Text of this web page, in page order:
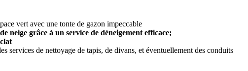
vert avec une tonte de gazon impeccable
neige grâce à un service de déneigement efficace;
services de nettoyage de tapis, de divans, et éventuellement des conduits